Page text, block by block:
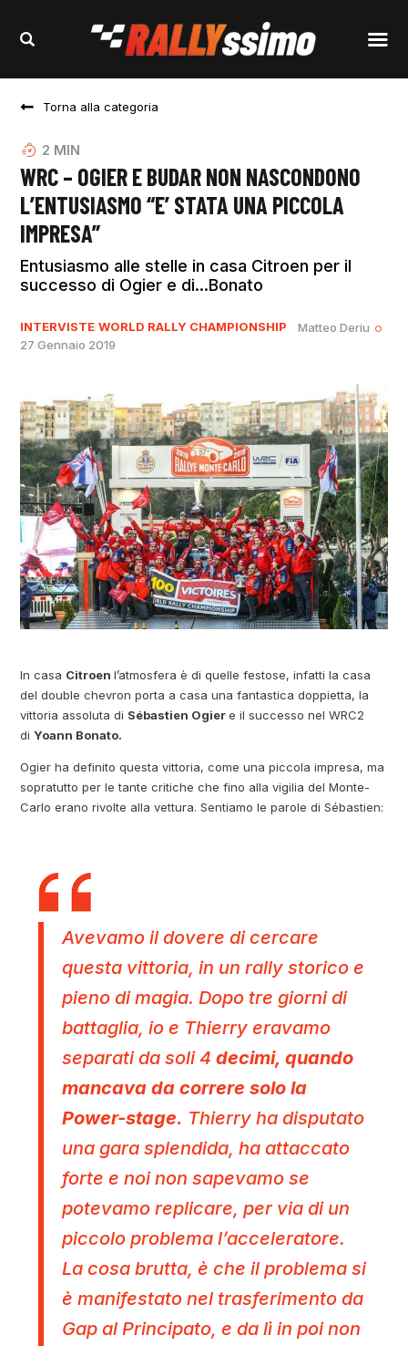
Torna alla categoria
2 MIN
WRC – OGIER E BUDAR NON NASCONDONO
L’ENTUSIASMO “E’ STATA UNA PICCOLA
IMPRESA”
Entusiasmo alle stelle in casa Citroen per il
successo di Ogier e di...Bonato
INTERVISTE WORLD RALLY CHAMPIONSHIP
Matteo Deriu
27 Gennaio 2019
In casa Citroenl’atmosfera è di quelle festose, infatti la casa
del double chevron porta a casa una fantastica doppietta, la
vittoria assoluta di Sébastien Ogiere il successo nel WRC2
diYoann Bonato.
Ogier ha definito questa vittoria, come una piccola impresa, ma
sopratutto per le tante critiche che fino alla vigilia del Monte-
Carlo erano rivolte alla vettura. Sentiamo le parole di Sébastien:
Avevamo il dovere di cercare
questa vittoria, in un rally storico e
pieno di magia. Dopo tre giorni di
battaglia, io e Thierry eravamo
separati da soli 4 decimi, quando
mancava da correre solo la
Power-stage. Thierry ha disputato
una gara splendida, ha attaccato
forte e noi non sapevamo se
potevamo replicare, per via di un
piccolo problemal’acceleratore.
La cosa brutta, è che il problema si
è manifestato nel trasferimento da
Gap al Principato, e da lì in poi non